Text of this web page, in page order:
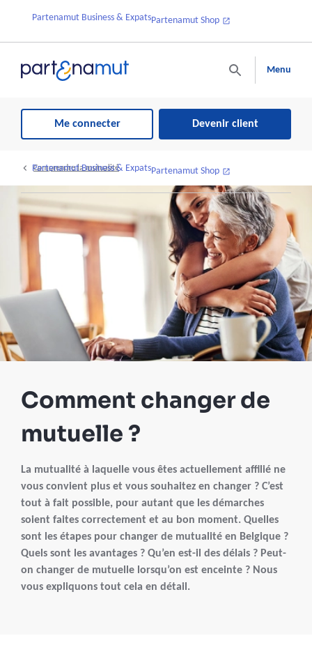
Partenamut Business & ExpatsPartenamut Shop
Menu
Me connecter Devenir client
Partenamut Business & ExpatsPartenamut Shop
Comprendre la mutualité
Comment changer de
mutuelle ?
La mutualité à laquelle vous êtes actuellement affilié ne
vous convient plus et vous souhaitez en changer ? C’est
tout à fait possible, pour autant que les démarches
soient faites correctement et au bon moment. Quelles
sont les étapes pour changer de mutualité en Belgique ?
Quels sont les avantages ? Qu’en est-il des délais ? Peut-
on changer de mutuelle lorsqu’on est enceinte ? Nous
vous expliquons tout cela en détail.